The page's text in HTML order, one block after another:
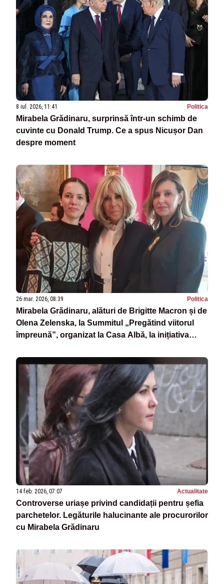
8 iul. 2026, 11:41 Politica
Mirabela Grădinaru, surprinsă într-un schimb de
cuvinte cu Donald Trump. Ce a spus Nicușor Dan
despre moment
26 mar. 2026, 08:39 Politica
Mirabela Grădinaru, alături de Brigitte Macron și de
Olena Zelenska, la Summitul „Pregătind viitorul
împreună”, organizat la Casa Albă, la inițiativa
14 feb. 2026, 07:07 Actualitate
Controverse uriașe privind candidații pentru șefia
parchetelor. Legăturile halucinante ale procurorilor
cu Mirabela Grădinaru